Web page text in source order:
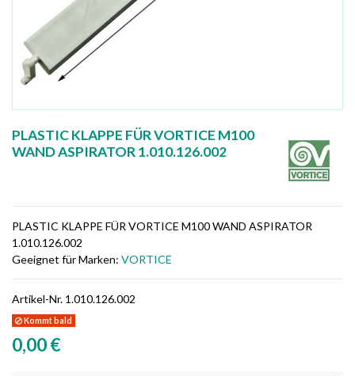
PLASTIC KLAPPE FÜR VORTICE M100
WAND ASPIRATOR 1.010.126.002
PLASTIC KLAPPE FÜR VORTICE M100 WAND ASPIRATOR
1.010.126.002
Geeignet für Marken: VORTICE
Artikel-Nr. 1.010.126.002
Kommt bald
0,00 €